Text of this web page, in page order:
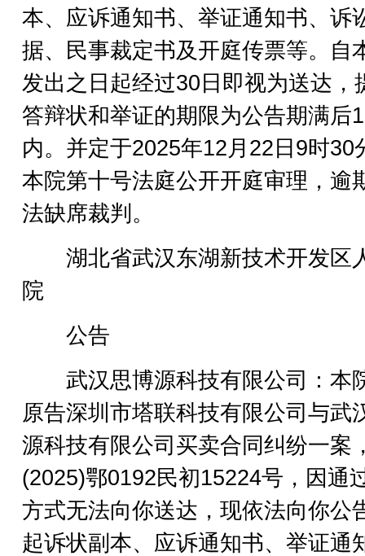
本、应诉通知书、举证通知书、诉
据、民事裁定书及开庭传票等。自
发出之日起经过30日即视为送达，
答辩状和举证的期限为公告期满后
内。并定于2025年12月22日9时30
本院第十号法庭公开开庭审理，逾
法缺席裁判。
湖北省武汉东湖新技术开发区
院
公告
武汉思博源科技有限公司：本
原告深圳市塔联科技有限公司与武
源科技有限公司买卖合同纠纷一案
(2025)鄂0192民初15224号，因通
方式无法向你送达，现依法向你公
起诉状副本、应诉通知书、举证通